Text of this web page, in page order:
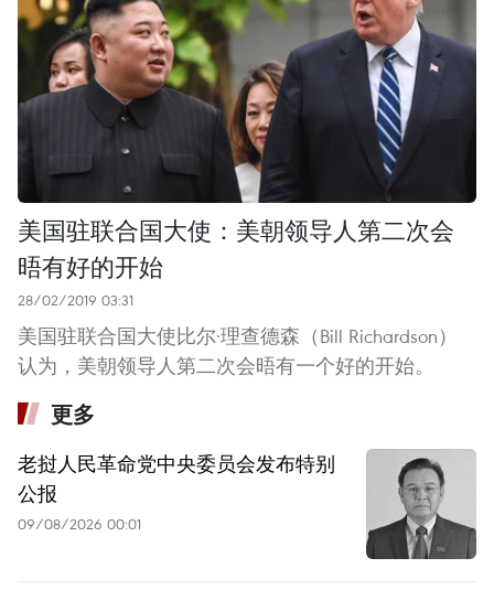
美国驻联合国大使：美朝领导人第二次会
晤有好的开始
28/02/2019 03:31
美国驻联合国大使比尔·理查德森（Bill Richardson）
认为，美朝领导人第二次会晤有一个好的开始。
更多
老挝人民革命党中央委员会发布特别
公报
09/08/2026 00:01